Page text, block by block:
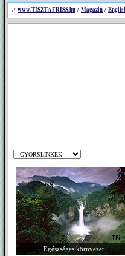
// www.TISZTAFRISS.hu / Magazin /
Egészséges környezet